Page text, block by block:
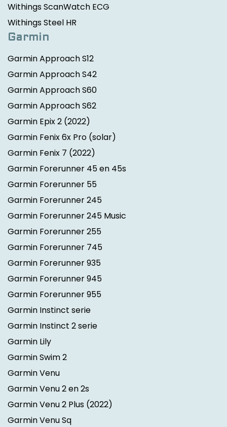
Withings ScanWatch ECG
Withings Steel HR
Garmin
Garmin Approach S12
Garmin Approach S42
Garmin Approach S60
Garmin Approach S62
Garmin Epix 2 (2022)
Garmin Fenix 6x Pro (solar)
Garmin Fenix 7 (2022)
Garmin Forerunner 45 en 45s
Garmin Forerunner 55
Garmin Forerunner 245
Garmin Forerunner 245 Music
Garmin Forerunner 255
Garmin Forerunner 745
Garmin Forerunner 935
Garmin Forerunner 945
Garmin Forerunner 955
Garmin Instinct serie
Garmin Instinct 2 serie
Garmin Lily
Garmin Swim 2
Garmin Venu
Garmin Venu 2 en 2s
Garmin Venu 2 Plus (2022)
Garmin Venu Sq